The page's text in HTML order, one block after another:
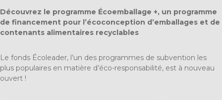
Découvrez le programme Écoemballage +, un programme
de financement pour l’écoconception d’emballages et de
contenants alimentaires recyclables
Le fonds Écoleader, l’un des programmes de subvention les
plus populaires en matière d’éco-responsabilité, est à nouveau
ouvert !